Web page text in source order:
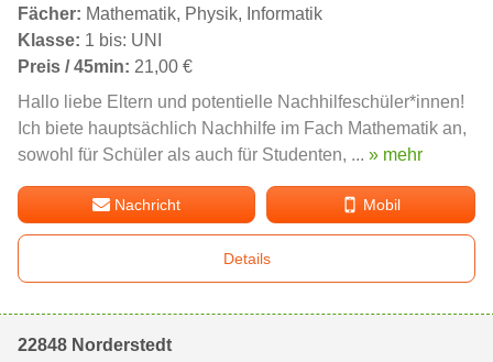
Fächer: Mathematik, Physik, Informatik
Klasse: 1 bis: UNI
Preis / 45min: 21,00 €
Hallo liebe Eltern und potentielle Nachhilfeschüler*innen!
Ich biete hauptsächlich Nachhilfe im Fach Mathematik an,
sowohl für Schüler als auch für Studenten, ... » mehr
Nachricht Mobil
Details
22848 Norderstedt